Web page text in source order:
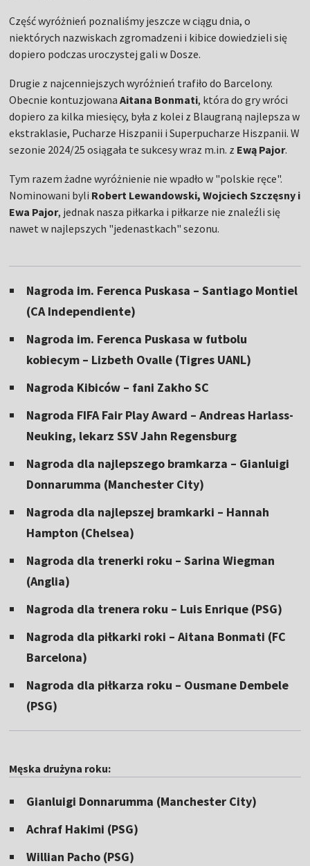
Część wyróżnień poznaliśmy jeszcze w ciągu dnia, o
niektórych nazwiskach zgromadzeni i kibice dowiedzieli się
dopiero podczas uroczystej gali w Dosze.
Drugie z najcenniejszych wyróżnień trafiło do Barcelony.
Obecnie kontuzjowanaAitana Bonmati, która do gry wróci
dopiero za kilka miesięcy, była z kolei z Blaugraną najlepsza w
ekstraklasie, Pucharze Hiszpanii i Superpucharze Hiszpanii. W
sezonie 2024/25 osiągała te sukcesy wraz m.in. z Ewą Pajor.
Tym razem żadne wyróżnienie nie wpadło w "polskie ręce".
Nominowani byli Robert Lewandowski, Wojciech Szczęsny i
Ewa Pajor, jednak nasza piłkarka i piłkarze nie znaleźli się
nawet w najlepszych "jedenastkach" sezonu.
Nagroda im. Ferenca Puskasa – Santiago Montiel
(CA Independiente)
Nagroda im. Ferenca Puskasa w futbolu
kobiecym – Lizbeth Ovalle (Tigres UANL)
Nagroda Kibiców – fani Zakho SC
Nagroda FIFA Fair Play Award – Andreas Harlass-
Neuking, lekarz SSV Jahn Regensburg
Nagroda dla najlepszego bramkarza – Gianluigi
Donnarumma (Manchester City)
Nagroda dla najlepszej bramkarki – Hannah
Hampton (Chelsea)
Nagroda dla trenerki roku – Sarina Wiegman
(Anglia)
Nagroda dla trenera roku – Luis Enrique (PSG)
Nagroda dla piłkarki roki – Aitana Bonmati (FC
Barcelona)
Nagroda dla piłkarza roku – Ousmane Dembele
(PSG)
Męska drużyna roku:
Gianluigi Donnarumma (Manchester City)
Achraf Hakimi (PSG)
Willian Pacho (PSG)